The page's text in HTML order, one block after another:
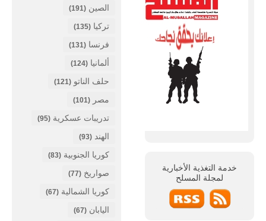
خدمة التغذية الأخبارية
لمجلة المسلح
الصين (191)
تركيا (135)
فرنسا (131)
ألمانيا (124)
حلف الناتو (121)
مصر (101)
تدريبات عسكرية (95)
الهند (93)
كوريا الجنوبية (83)
صواريخ (77)
كوريا الشمالية (67)
اليابان (67)